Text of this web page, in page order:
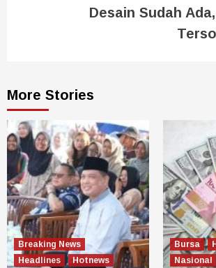
Desain Sudah
More Stories
Breaking News
Headlines
Hotnews
Bursa
Nasional